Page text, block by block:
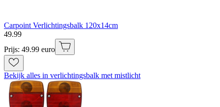
Carpoint Verlichtingsbalk 120x14cm
49.99
Prijs: 49.99 euro
Bekijk alles in verlichtingsbalk met mistlicht